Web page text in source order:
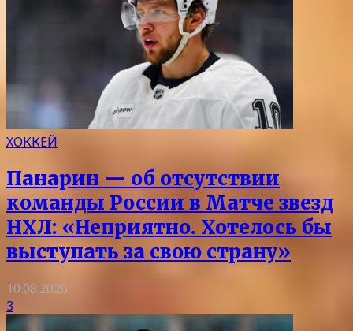
ХОККЕЙ
Панарин — об отсутствии
команды России в Матче звезд
НХЛ: «Неприятно. Хотелось бы
выступать за свою страну»
10.08.2026
3